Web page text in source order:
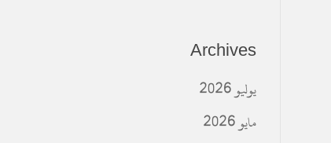
Archives
يوليو 2026
مايو 2026